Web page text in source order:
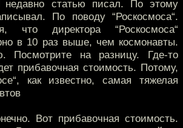
статью писал. По этому
По поводу “Роскосмоса“.
что директора “Роскосмоса“
в 10 раз выше, чем космонавты.
Посмотрите на разницу. Где-то
прибавочная стоимость. Потому,
как известно, самая тяжелая
Вот прибавочная стоимость.